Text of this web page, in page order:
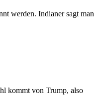
werden. Indianer sagt man
kommt von Trump, also